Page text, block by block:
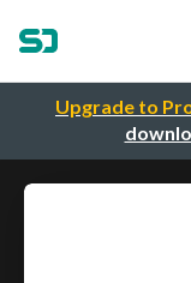
Upgrade to